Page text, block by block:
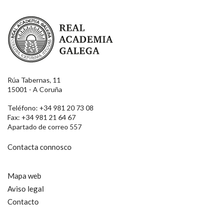
Real Academia Galega
Rúa Tabernas, 11
15001 - A Coruña
Teléfono: +34 981 20 73 08
Fax: +34 981 21 64 67
Apartado de correo 557
Contacta connosco
Mapa web
Aviso legal
Contacto